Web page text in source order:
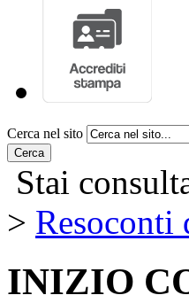
Cerca nel sito
Cerca
Stai
> Resoconti
INIZIO